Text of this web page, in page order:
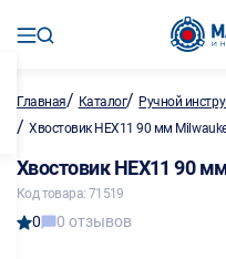
Главная/ Каталог/ Ручной
/ Хвостовик HEX11 90 мм
Хвостовик HEX11 90
Код товара: 71519
0 0 отзывов